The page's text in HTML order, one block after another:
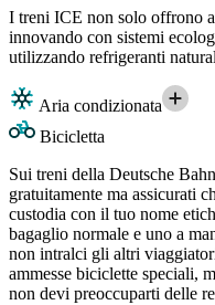
I treni ICE non solo offrono
innovando con sistemi
utilizzando refrigeranti
Aria condizionata
Bicicletta
Sui treni della Deutsche
gratuitamente ma assicurati
custodia con il tuo nome
bagaglio normale e uno a
non intralci gli altri
ammesse biciclette speciali,
non devi preoccuparti delle